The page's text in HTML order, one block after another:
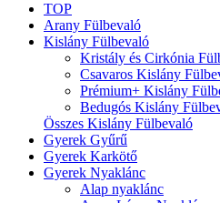
TOP
Arany Fülbevaló
Kislány Fülbevaló
Kristály és Cirkónia
Csavaros Kislány
Prémium+ Kislány
Bedugós Kislány
Összes Kislány Fülbevaló
Gyerek Gyűrű
Gyerek Karkötő
Gyerek Nyaklánc
Alap nyaklánc